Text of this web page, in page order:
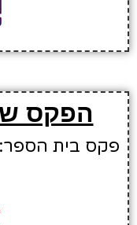
הפקס
פקס בית הספר: 03-5784885